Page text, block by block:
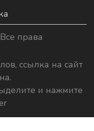
права
ссылка на сайт
и нажмите